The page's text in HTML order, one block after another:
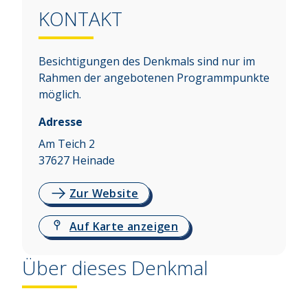
KONTAKT
Besichtigungen des Denkmals sind nur im
Rahmen der angebotenen Programmpunkte
möglich.
Adresse
Am Teich 2
37627 Heinade
Zur Website
Auf Karte anzeigen
Über dieses Denkmal